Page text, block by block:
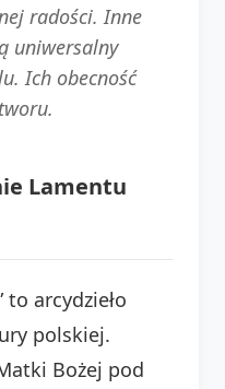
radości. Inne
uniwersalny
Ich obecność
Lamentu
to arcydzieło
polskiej.
Bożej pod